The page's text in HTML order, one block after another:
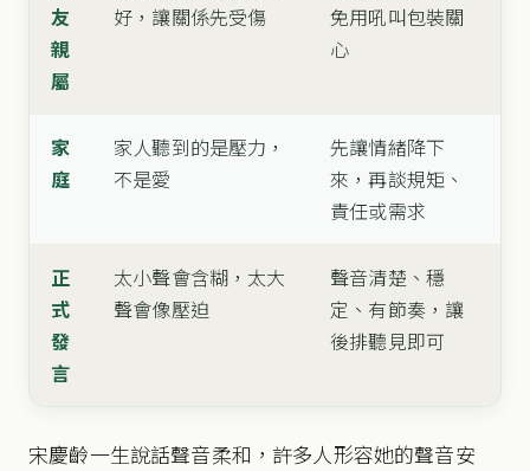
友
親
屬
好，讓關係先受傷
免用吼叫包裝關
心
家
庭
家人聽到的是壓力，
不是愛
先讓情緒降下
來，再談規矩、
責任或需求
正
式
發
言
太小聲會含糊，太大
聲會像壓迫
聲音清楚、穩
定、有節奏，讓
後排聽見即可
宋慶齡一生說話聲音柔和，許多人形容她的聲音安